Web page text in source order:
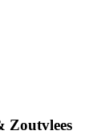
Zoutvlees